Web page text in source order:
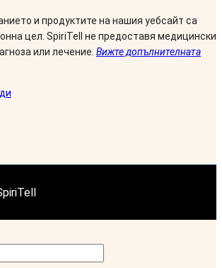
и продуктите на нашия уебсайт са
цел. SpiriTell не предоставя медицински
или лечение. Вижте допълнителната